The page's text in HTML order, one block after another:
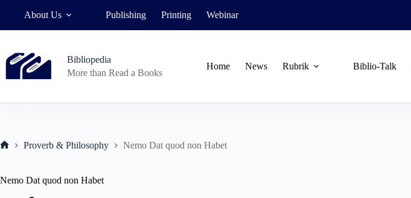
About Us Publishing Printing Webinar
Bibliopedia
More than Read a Books
Home News Rubrik Biblio-Talk
Proverb & Philosophy Nemo Dat quod non Habet
Nemo Dat quod non Habet